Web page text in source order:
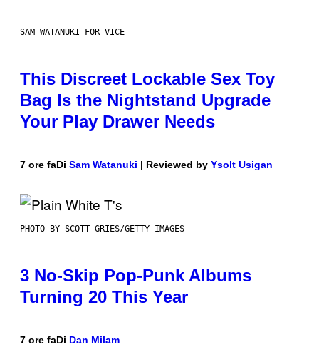
SAM WATANUKI FOR VICE
This Discreet Lockable Sex Toy
Bag Is the Nightstand Upgrade
Your Play Drawer Needs
7 ore faDi Sam Watanuki | Reviewed by Ysolt Usigan
PHOTO BY SCOTT GRIES/GETTY IMAGES
3 No-Skip Pop-Punk Albums
Turning 20 This Year
7 ore faDi Dan Milam